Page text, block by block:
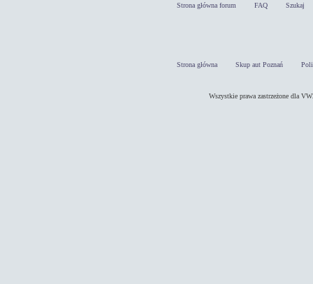
Strona główna forum FAQ Szukaj
Strona główna Skup aut Poznań
Wszystkie prawa zastrzeżone dla